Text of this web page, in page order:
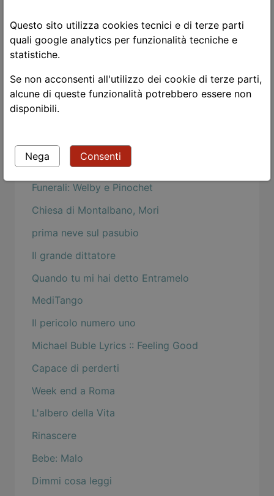
eclissi di luna
Tao Te Ching - l'immobilità
Il mondo in un granello di sabbia
Wabi sabi
La befana in Piazza Navona
Buoni propositi per l'anno nuovo
Funerali: Welby e Pinochet
Chiesa di Montalbano, Mori
prima neve sul pasubio
Il grande dittatore
Quando tu mi hai detto Entramelo
MediTango
Il pericolo numero uno
Michael Buble Lyrics :: Feeling Good
Capace di perderti
Week end a Roma
L'albero della Vita
Rinascere
Bebe: Malo
Dimmi cosa leggi
Questo sito utilizza cookies tecnici e di terze parti
quali google analytics per funzionalità tecniche e
statistiche.
Se non acconsenti all'utilizzo dei cookie di terze parti,
alcune di queste funzionalità potrebbero essere non
disponibili.
Nega Consenti